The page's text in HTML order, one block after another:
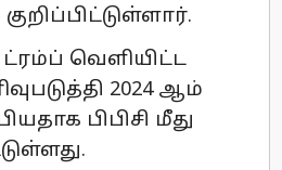
வெளியிட்ட
2024 ஆம்
பிபிசி மீது